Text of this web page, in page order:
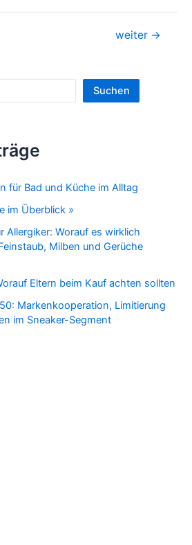
weiter →
Suchen
für Bad und Küche im Alltag
im Überblick »
Allergiker: Worauf es wirklich
Milben und Gerüche
Eltern beim Kauf achten sollten
Markenkooperation, Limitierung
im Sneaker-Segment